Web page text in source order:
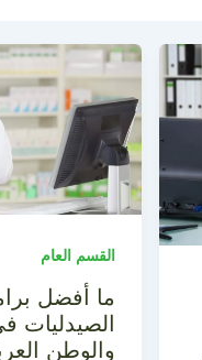
القسم العام
ما أفضل
الصيدليات
والوطن